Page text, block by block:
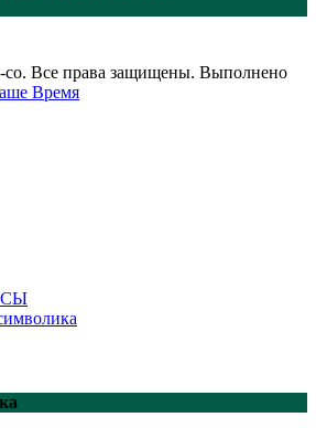
Все права защищены. Выполнено
Время